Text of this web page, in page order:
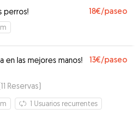
Repetiremos seguro
perros! 18€/paseo
en las mejores manos!
13€/paseo
11 Reservas)
1 Usuarios recurrentes